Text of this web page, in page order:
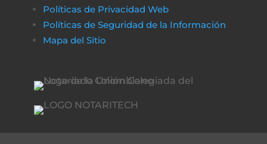
Políticas de Privacidad Web
Políticas de Seguridad de la Información
Mapa del Sitio